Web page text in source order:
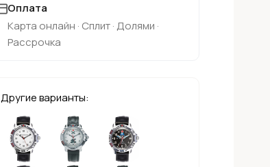
Оплата
Карта онлайн · Сплит · Долями ·
Рассрочка
Другие варианты: